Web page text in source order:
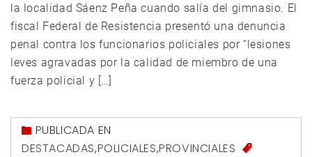
la localidad Sáenz Peña cuando salía del gimnasio. El
fiscal Federal de Resistencia presentó una denuncia
penal contra los funcionarios policiales por “lesiones
leves agravadas por la calidad de miembro de una
fuerza policial y […]
PUBLICADA EN
DESTACADAS,POLICIALES,PROVINCIALES